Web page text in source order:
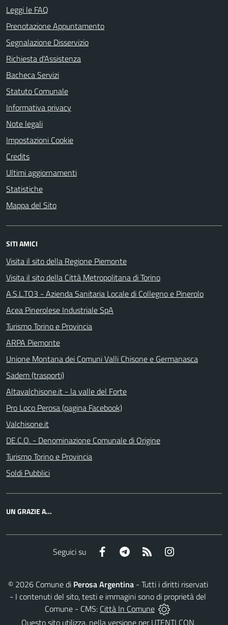
Leggi le FAQ
Prenotazione Appuntamento
Segnalazione Disservizio
Richiesta d'Assistenza
Bacheca Servizi
Statuto Comunale
Informativa privacy
Note legali
Impostazioni Cookie
Credits
Ultimi aggiornamenti
Statistiche
Mappa del Sito
SITI AMICI
Visita il sito della Regione Piemonte
Visita il sito della Città Metropolitana di Torino
A.S.L.TO3 - Azienda Sanitaria Locale di Collegno e Pinerolo
Acea Pinerolese Industriale SpA
Turismo Torino e Provincia
ARPA Piemonte
Unione Montana dei Comuni Valli Chisone e Germanasca
Sadem (trasporti)
Altavalchisone.it - la valle del Forte
Pro Loco Perosa (pagina Facebook)
Valchisone.it
DE.C.O. - Denominazione Comunale di Origine
Turismo Torino e Provincia
Soldi Pubblici
UN GRAZIE A...
Seguici su Facebook Telegram RSS
© 2026Comune di Perosa Argentina- Tutti i diritti riservati
- I contenuti del sito, testi e immagini sono di proprietà del
Comune - CMS: Città In Comune